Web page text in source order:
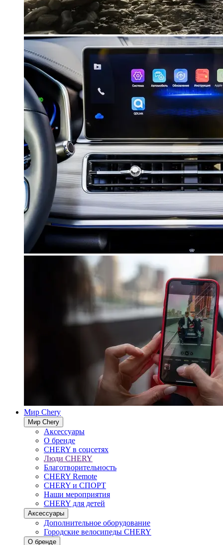
Мир Chery
Мир Chery
Аксессуары
О бренде
CHERY в соцсетях
Люди CHERY
Благотворительность
CHERY Remote
CHERY и СПОРТ
Наши мероприятия
CHERY для детей
Аксессуары
Дополнительное оборудование
Городские велосипеды CHERY
О бренде